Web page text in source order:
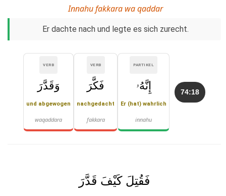
Innahu fakkara wa qaddar
Er dachte nach und legte es sich zurecht.
74:18
PARTIKEL
إِنَّهُۥ
Er (hat) wahrlich
innahu
VERB
فَكَّرَ
nachgedacht
fakkara
VERB
وَقَدَّرَ
und abgewogen
waqaddara
فَقُتِلَ كَيْفَ قَدَّرَ